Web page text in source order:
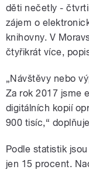
děti nečetly -
zájem o
knihovny. V
čtyřikrát více,
„Návštěvy nebo
Za rok 2017 jsme
digitálních kopií
900 tisíc,“
Podle statistik
jen 15 procent.